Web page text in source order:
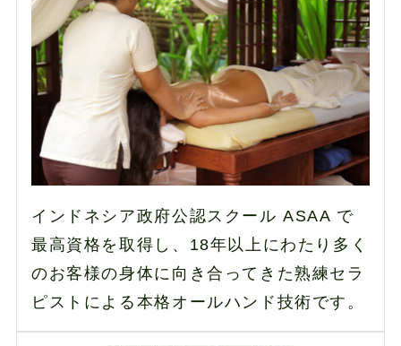
インドネシア政府公認スクール ASAA で
最高資格を取得し、18年以上にわたり多く
のお客様の身体に向き合ってきた熟練セラ
ピストによる本格オールハンド技術です。